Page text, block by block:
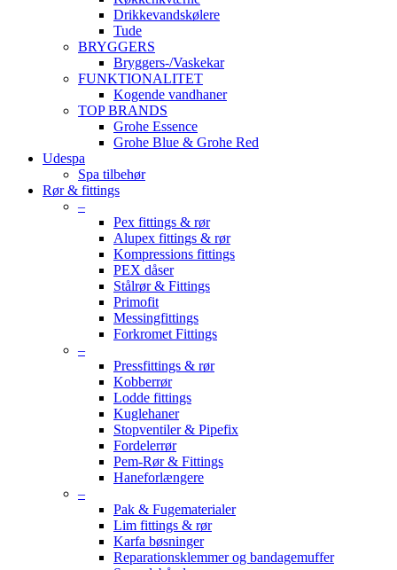
Drikkevandskølere
Tude
BRYGGERS
Bryggers-/Vaskekar
FUNKTIONALITET
Kogende vandhaner
TOP BRANDS
Grohe Essence
Grohe Blue & Grohe Red
Udespa
Spa tilbehør
Rør & fittings
–
Pex fittings & rør
Alupex fittings & rør
Kompressions fittings
PEX dåser
Stålrør & Fittings
Primofit
Messingfittings
Forkromet Fittings
–
Pressfittings & rør
Kobberrør
Lodde fittings
Kuglehaner
Stopventiler & Pipefix
Fordelerrør
Pem-Rør & Fittings
Haneforlængere
–
Pak & Fugematerialer
Lim fittings & rør
Karfa bøsninger
Reparationsklemmer og bandagemuffer